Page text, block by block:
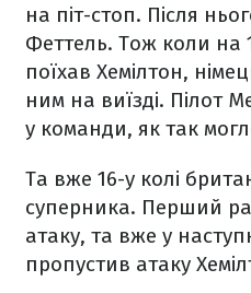
на піт-стоп. Після
Феттель. Тож коли на
поїхав Хемілтон,
ним на виїзді. Пілот
у команди, як так
Та вже 16-у колі
суперника. Перший
атаку, та вже у
пропустив атаку